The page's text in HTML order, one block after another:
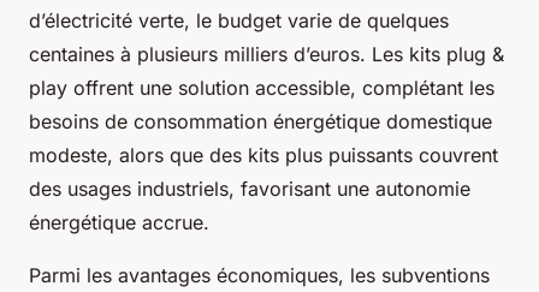
d’électricité verte, le budget varie de quelques
centaines à plusieurs milliers d’euros. Les kits plug &
play offrent une solution accessible, complétant les
besoins de consommation énergétique domestique
modeste, alors que des kits plus puissants couvrent
des usages industriels, favorisant une autonomie
énergétique accrue.
Parmi les avantages économiques, les subventions